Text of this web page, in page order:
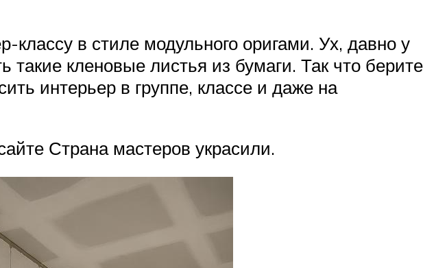
в стиле модульного оригами. Ух, давно у
такие кленовые листья из бумаги. Так что берите
интерьер в группе, классе и даже на
Страна мастеров украсили.